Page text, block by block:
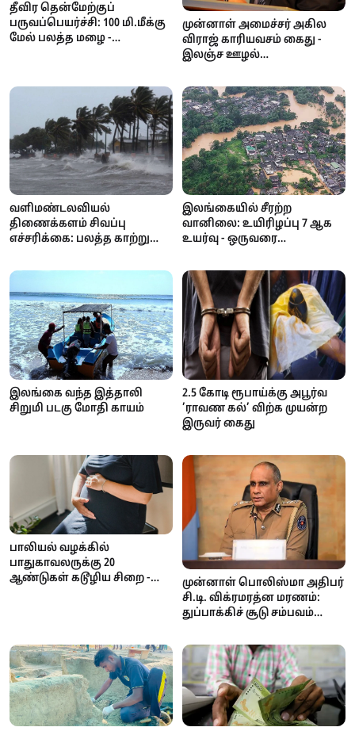
தீவிர தென்மேற்குப்
பருவப்பெயர்ச்சி: 100 மி.மீக்கு
மேல் பலத்த மழை -
முன்னாள் அமைச்சர் அகில
விராஜ் காரியவசம் கைது -
இலஞ்ச ஊழல்
வாக்குமூலம் அளிக்க
வந்தபோது அதிரடி!
வளிமண்டலவியல்
திணைக்களம் சிவப்பு
எச்சரிக்கை: பலத்த காற்று
- மீனவர்களுக்கு முக்கிய
இலங்கையில் சீரற்ற
வானிலை: உயிரிழப்பு 7 ஆக
உயர்வு - ஒருவரை
நுவரெலியா
பாடசாலைகளுக்கு விடுமுறை
இலங்கை வந்த இத்தாலி
சிறுமி படகு மோதி காயம்
2.5 கோடி ரூபாய்க்கு அபூர்வ
’ராவண கல்’ விற்க முயன்ற
இருவர் கைது
பாலியல் வழக்கில்
பாதுகாவலருக்கு 20
ஆண்டுகள் கடூழிய சிறை -
முன்னாள் பொலிஸ்மா அதிபர்
சி.டி. விக்ரமரத்ன மரணம்:
துப்பாக்கிச் சூடு சம்பவம்
ஆரம்பம்